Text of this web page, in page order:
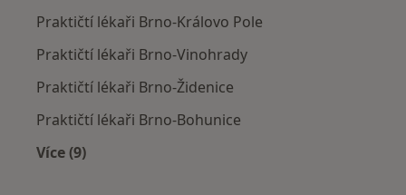
Praktičtí lékaři Brno-Královo Pole
Praktičtí lékaři Brno-Vinohrady
Praktičtí lékaři Brno-Židenice
Praktičtí lékaři Brno-Bohunice
Více (9)